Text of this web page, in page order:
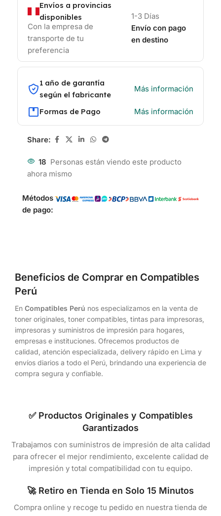
Envíos a provincias
disponibles
Con la empresa de
transporte de tu
preferencia
1-3 Días
Envío con pago
en destino
1 año de garantía
según el fabricante
Más información
Formas de Pago Más información
Share:
18 Personas están viendo este producto
ahora mismo
Métodos
de pago:
Beneficios de Comprar en Compatibles
Perú
En Compatibles Perú nos especializamos en la venta de
toner originales, toner compatibles, tintas para impresoras,
impresoras y suministros de impresión para hogares,
empresas e instituciones. Ofrecemos productos de
calidad, atención especializada, delivery rápido en Lima y
envíos diarios a todo el Perú, brindando una experiencia de
compra segura y confiable.
✅ Productos Originales y Compatibles
Garantizados
Trabajamos con suministros de impresión de alta calidad
para ofrecer el mejor rendimiento, excelente calidad de
impresión y total compatibilidad con tu equipo.
🚀 Retiro en Tienda en Solo 15 Minutos
Compra online y recoge tu pedido en nuestra tienda de